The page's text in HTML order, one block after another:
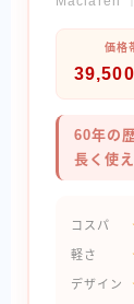
価格
60年の
長く使
コスパ
軽さ
デザイン